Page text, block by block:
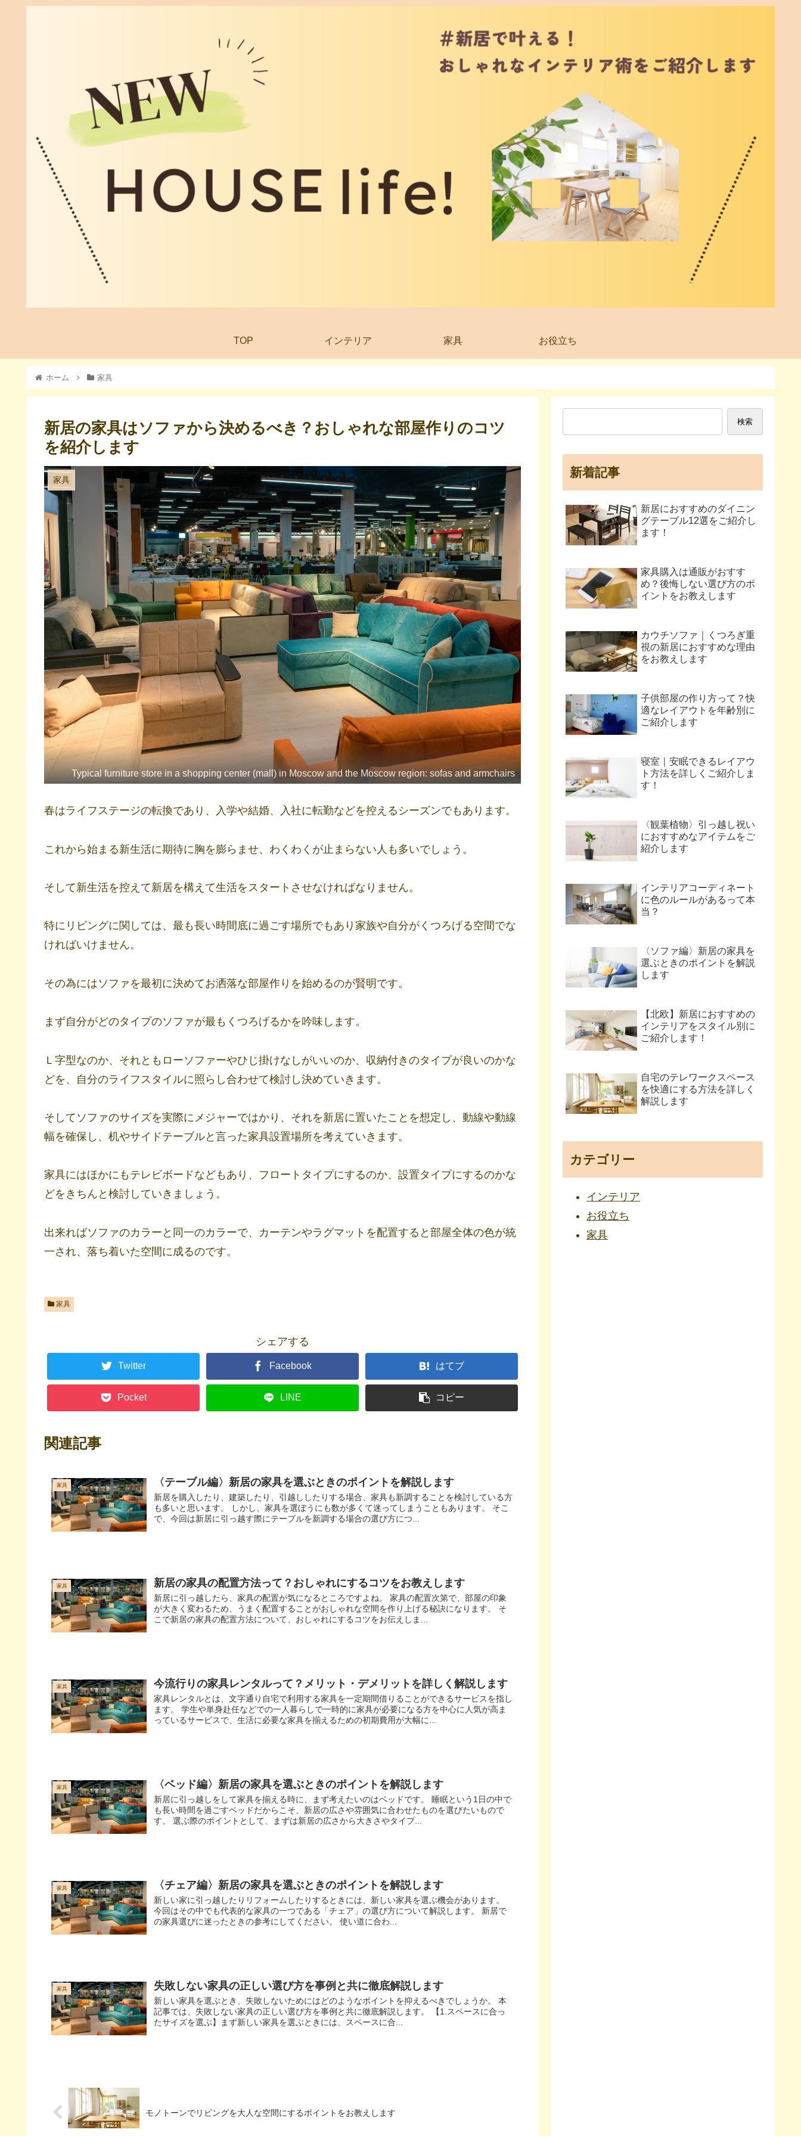
TOP インテリア 家具 お役立ち
ホーム 家具
新居の家具はソファから決めるべき？おしゃれな部屋作りのコツ
を紹介します
家具
Typical furniture store in a shopping center (mall) in Moscow and the Moscow region: sofas and armchairs
春はライフステージの転換であり、入学や結婚、入社に転勤などを控えるシーズンでもあります。
これから始まる新生活に期待に胸を膨らませ、わくわくが止まらない人も多いでしょう。
そして新生活を控えて新居を構えて生活をスタートさせなければなりません。
特にリビングに関しては、最も長い時間底に過ごす場所でもあり家族や自分がくつろげる空間でな
ければいけません。
その為にはソファを最初に決めてお洒落な部屋作りを始めるのが賢明です。
まず自分がどのタイプのソファが最もくつろげるかを吟味します。
Ｌ字型なのか、それともローソファーやひじ掛けなしがいいのか、収納付きのタイプが良いのかな
どを、自分のライフスタイルに照らし合わせて検討し決めていきます。
そしてソファのサイズを実際にメジャーではかり、それを新居に置いたことを想定し、動線や動線
幅を確保し、机やサイドテーブルと言った家具設置場所を考えていきます。
家具にはほかにもテレビボードなどもあり、フロートタイプにするのか、設置タイプにするのかな
どをきちんと検討していきましょう。
出来ればソファのカラーと同一のカラーで、カーテンやラグマットを配置すると部屋全体の色が統
一され、落ち着いた空間に成るのです。
家具
シェアする
Twitter Facebook はてブ
Pocket LINE コピー
関連記事
家具 〈テーブル編〉新居の家具を選ぶときのポイントを解説します
新居を購入したり、建築したり、引越ししたりする場合、家具も新調することを検討している方
も多いと思います。 しかし、家具を選ぼうにも数が多くて迷ってしまうこともあります。 そこ
で、今回は新居に引っ越す際にテーブルを新調する場合の選び方につ...
家具 新居の家具の配置方法って？おしゃれにするコツをお教えします
新居に引っ越したら、家具の配置が気になるところですよね。 家具の配置次第で、部屋の印象
が大きく変わるため、うまく配置することがおしゃれな空間を作り上げる秘訣になります。 そ
こで新居の家具の配置方法について、おしゃれにするコツをお伝えしま...
家具 今流行りの家具レンタルって？メリット・デメリットを詳しく解説します
家具レンタルとは、文字通り自宅で利用する家具を一定期間借りることができるサービスを指し
ます。 学生や単身赴任などでの一人暮らしで一時的に家具が必要になる方を中心に人気が高ま
っているサービスで、生活に必要な家具を揃えるための初期費用が大幅に...
家具 〈ベッド編〉新居の家具を選ぶときのポイントを解説します
新居に引っ越しをして家具を揃える時に、まず考えたいのはベッドです。 睡眠という1日の中で
も長い時間を過ごすベッドだからこそ、新居の広さや雰囲気に合わせたものを選びたいもので
す。 選ぶ際のポイントとして、まずは新居の広さから大きさやタイプ...
家具 〈チェア編〉新居の家具を選ぶときのポイントを解説します
新しい家に引っ越したりリフォームしたりするときには、新しい家具を選ぶ機会があります。
今回はその中でも代表的な家具の一つである「チェア」の選び方について解説します。 新居で
の家具選びに迷ったときの参考にしてください。 使い道に合わ...
家具 失敗しない家具の正しい選び方を事例と共に徹底解説します
新しい家具を選ぶとき、失敗しないためにはどのようなポイントを抑えるべきでしょうか。 本
記事では、失敗しない家具の正しい選び方を事例と共に徹底解説します。 【1.スペースに合っ
たサイズを選ぶ】まず新しい家具を選ぶときには、スペースに合...
モノトーンでリビングを大人な空間にするポイントをお教えします
検索
新着記事
新居におすすめのダイニン
グテーブル12選をご紹介し
ます！
家具購入は通販がおすす
め？後悔しない選び方のポ
イントをお教えします
カウチソファ｜くつろぎ重
視の新居におすすめな理由
をお教えします
子供部屋の作り方って？快
適なレイアウトを年齢別に
ご紹介します
寝室｜安眠できるレイアウ
ト方法を詳しくご紹介しま
す！
〈観葉植物〉引っ越し祝い
におすすめなアイテムをご
紹介します
インテリアコーディネート
に色のルールがあるって本
当？
〈ソファ編〉新居の家具を
選ぶときのポイントを解説
します
【北欧】新居におすすめの
インテリアをスタイル別に
ご紹介します！
自宅のテレワークスペース
を快適にする方法を詳しく
解説します
カテゴリー
インテリア
お役立ち
家具